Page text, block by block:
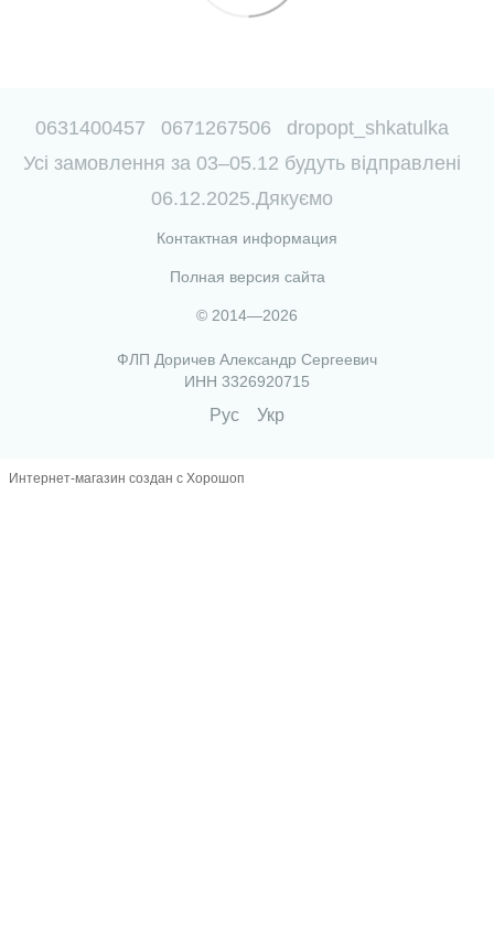
0631400457 0671267506
dropopt_shkatulka
Усі замовлення за 03–05.12 будуть відправлені
06.12.2025.Дякуємо
Контактная информация
Полная версия сайта
© 2014—2026
ФЛП Доричев Александр Сергеевич
ИНН 3326920715
Рус Укр
Интернет-магазин создан с Хорошоп